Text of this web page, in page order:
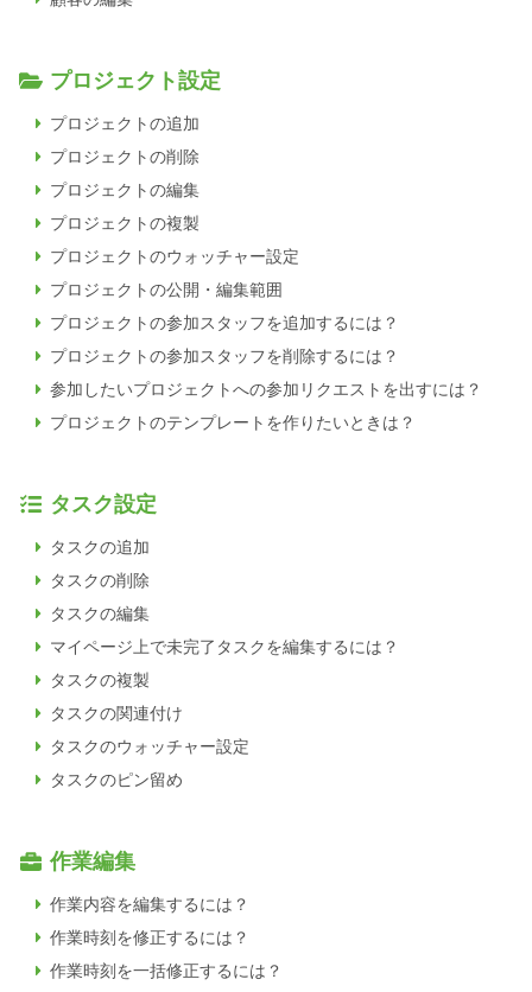
プロジェクト設定
プロジェクトの追加
プロジェクトの削除
プロジェクトの編集
プロジェクトの複製
プロジェクトのウォッチャー設定
プロジェクトの公開・編集範囲
プロジェクトの参加スタッフを追加するには？
プロジェクトの参加スタッフを削除するには？
参加したいプロジェクトへの参加リクエストを出すには？
プロジェクトのテンプレートを作りたいときは？
タスク設定
タスクの追加
タスクの削除
タスクの編集
マイページ上で未完了タスクを編集するには？
タスクの複製
タスクの関連付け
タスクのウォッチャー設定
タスクのピン留め
作業編集
作業内容を編集するには？
作業時刻を修正するには？
作業時刻を一括修正するには？